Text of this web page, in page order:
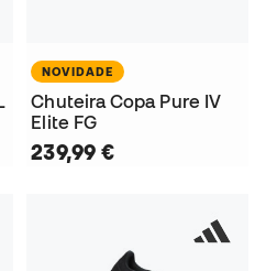
NOVIDADE
Chuteira Copa Pure IV
Elite FG
239,99 €